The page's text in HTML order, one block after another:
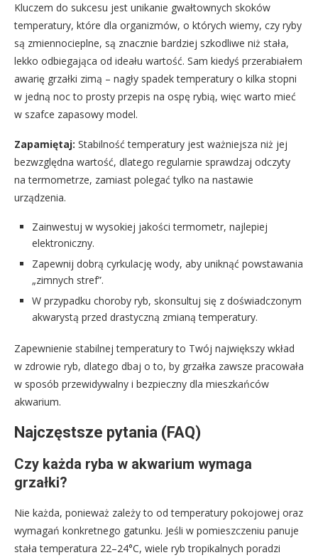
Kluczem do sukcesu jest unikanie gwałtownych skoków
temperatury, które dla organizmów, o których wiemy, czy ryby
są zmiennocieplne, są znacznie bardziej szkodliwe niż stała,
lekko odbiegająca od ideału wartość. Sam kiedyś przerabiałem
awarię grzałki zimą – nagły spadek temperatury o kilka stopni
w jedną noc to prosty przepis na ospę rybią, więc warto mieć
w szafce zapasowy model.
Zapamiętaj: Stabilność temperatury jest ważniejsza niż jej
bezwzględna wartość, dlatego regularnie sprawdzaj odczyty
na termometrze, zamiast polegać tylko na nastawie
urządzenia.
Zainwestuj w wysokiej jakości termometr, najlepiej
elektroniczny.
Zapewnij dobrą cyrkulację wody, aby uniknąć powstawania
„zimnych stref”.
W przypadku choroby ryb, skonsultuj się z doświadczonym
akwarystą przed drastyczną zmianą temperatury.
Zapewnienie stabilnej temperatury to Twój największy wkład
w zdrowie ryb, dlatego dbaj o to, by grzałka zawsze pracowała
w sposób przewidywalny i bezpieczny dla mieszkańców
akwarium.
Najczęstsze pytania (FAQ)
Czy każda ryba w akwarium wymaga
grzałki?
Nie każda, ponieważ zależy to od temperatury pokojowej oraz
wymagań konkretnego gatunku. Jeśli w pomieszczeniu panuje
stała temperatura 22–24°C, wiele ryb tropikalnych poradzi